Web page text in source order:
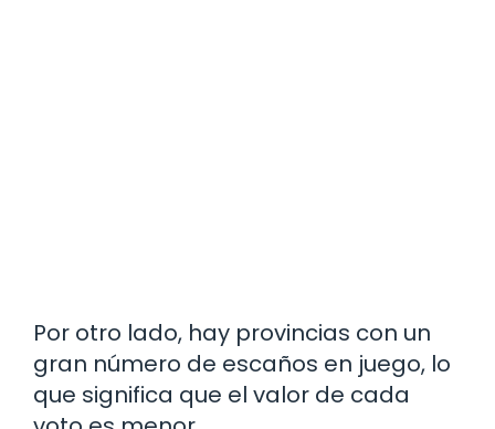
Por otro lado, hay provincias con un
gran número de escaños en juego, lo
que significa que el valor de cada